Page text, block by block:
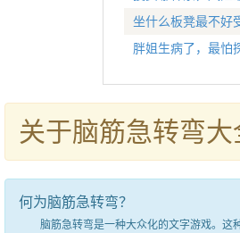
坐什么板凳最不好
胖姐生病了，最怕
关于脑筋急转弯大
何为脑筋急转弯？
脑筋急转弯是一种大众化的文字游戏。这种